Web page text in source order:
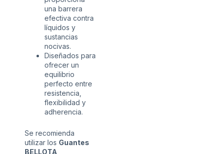
una barrera
efectiva contra
líquidos y
sustancias
nocivas.
Diseñados para
ofrecer un
equilibrio
perfecto entre
resistencia,
flexibilidad y
adherencia.
Se recomienda
utilizar los Guantes
BELLOTA